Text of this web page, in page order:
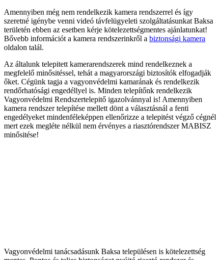
Amennyiben még nem rendelkezik kamera rendszerrel és így
szeretné igénybe venni videó távfelügyeleti szolgáltatásunkat Baksa
területén ebben az esetben kérje kötelezettségmentes ajánlatunkat!
Bővebb információt a kamera rendszerinkről a biztonsági kamera
oldalon talál.
Az általunk telepitett kamerarendszerek mind rendelkeznek a
megfelelő minősitéssel, tehát a magyarországi biztosítók elfogadják
őket. Cégünk tagja a vagyonvédelmi kamarának és rendelkezik
rendőrhatósági engedéllyel is. Minden telepítőnk rendelkezik
Vagyonvédelmi Rendszertelepitő igazolvánnyal is! Amennyiben
kamera rendszer telepítése mellett dönt a választásnál a fenti
engedélyeket mindenféleképpen ellenőrizze a telepitést végző cégnél
mert ezek megléte nélkül nem érvényes a riasztórendszer MABISZ
minősitése!
Vagyonvédelmi tanácsadásunk Baksa településen is kötelezettség